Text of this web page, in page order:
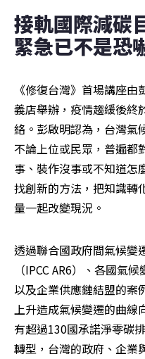
接軌國際減碳
緊急已不是恐
《修復台灣》首場講座
義店舉辦，疫情趨緩後終
絡。彭啟明認為，台灣氣
不論上位或民眾，普遍都
事、裝作沒事或不知道怎
找創新的方法，把知識轉
量一起改變現況。
透過聯合國政府間氣候變
（IPCC AR6）、各國氣
以及企業供應鏈結盟的案
上升造成氣候變遷的曲線
有超過130國承諾淨零碳
轉型，台灣的政府、企業